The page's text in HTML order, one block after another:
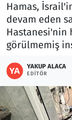
Hamas,
devam eden
Hastanesi'nin
görülmemiş
YAKUP ALACA
EDITÖR
Lezzet
Memur ve
Otomobil
Oyun
Ramazan